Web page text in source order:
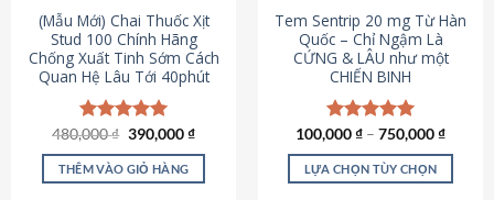
được
chọn
trên
trang
sản
phẩm
chọn
trên
trang
sản
phẩm
(Mẫu Mới) Chai Thuốc Xịt
Stud 100 Chính Hãng
Chống Xuất Tinh Sớm Cách
Quan Hệ Lâu Tới 40phút
Được xếp
hạng5.00
5 sao
480,000₫ Giá
là:
480,000 ₫.
390,000₫Giá
tại
THÊM VÀO GIỎ HÀNG
Tem Sentrip 20 mg Từ Hàn
Quốc – Chỉ Ngậm Là
CỨNG & LÂU như một
CHIẾN BINH
Được xếp
hạng5.00
5 sao
100,000₫ – 750,000₫
LỰA CHỌN TÙY CHỌN